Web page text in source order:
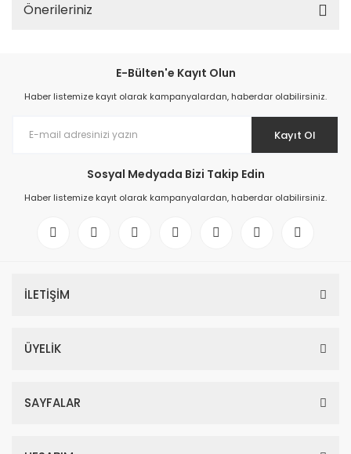
Önerileriniz
E-Bülten'e Kayıt Olun
Haber listemize kayıt olarak kampanyalardan, haberdar olabilirsiniz.
Kayıt Ol
Sosyal Medyada Bizi Takip Edin
Haber listemize kayıt olarak kampanyalardan, haberdar olabilirsiniz.
İLETİŞİM
ÜYELİK
SAYFALAR